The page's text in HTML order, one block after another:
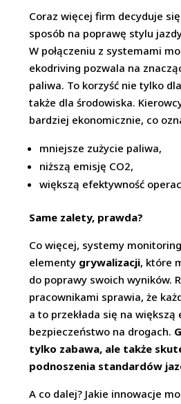
Coraz więcej firm decyduje
sposób na poprawę stylu
W połączeniu z systemami
ekodriving pozwala na
paliwa. To korzyść nie tylko
także dla środowiska.
bardziej ekonomicznie, co
mniejsze zużycie paliwa,
niższą emisję CO2,
większą efektywność
Same zalety, prawda?
Co więcej, systemy
elementy grywalizacji, które
do poprawy swoich wyników.
pracownikami sprawia, że
a to przekłada się na większą
bezpieczeństwo na drogach.
tylko zabawa, ale także
podnoszenia standardów
A co dalej? Jakie innowacje